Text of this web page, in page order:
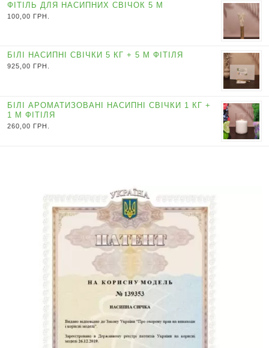
ФІТІЛЬ ДЛЯ НАСИПНИХ СВІЧОК 5 М
100,00 ГРН.
БІЛІ НАСИПНІ СВІЧКИ 5 КГ + 5 М ФІТІЛЯ
925,00 ГРН.
БІЛІ АРОМАТИЗОВАНІ НАСИПНІ СВІЧКИ 1 КГ +
1 М ФІТІЛЯ
260,00 ГРН.